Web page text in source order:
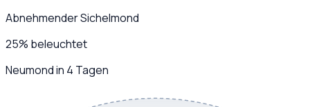
Abnehmender Sichelmond
25% beleuchtet
Neumond in 4 Tagen